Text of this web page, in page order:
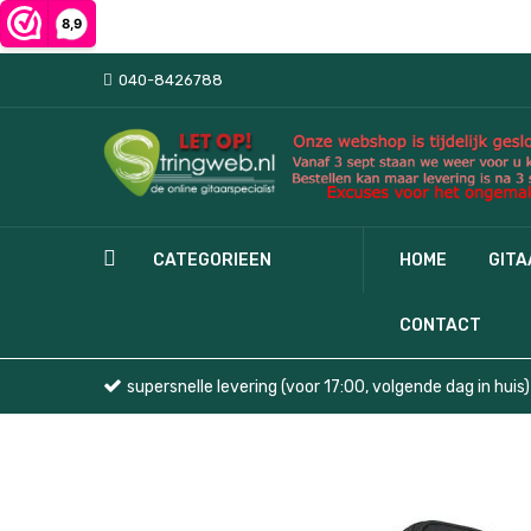
040-8426788
CATEGORIEEN HOME
CONTACT
supersnelle levering (voor 17:00, volgende dag in huis)